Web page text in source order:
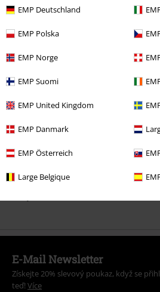
EMP Deutschland
EMP Polska
EMP Norge
EMP Suomi
EMP United Kingdom
EMP Danmark
EMP Österreich
Large Belgique
More categories. More options.
Gaming Dekorace & bytové doplňky
Hrnky
Gaming
Hrnky
Gaming Top pro hráče
Kuchyňské potřeby
Šálky & hrnečky
Gaming
Výprodej % Zboží pro domácnost
E-Mail Newsletter
Získejte 20% slevový poukaz, když se
teď! Více